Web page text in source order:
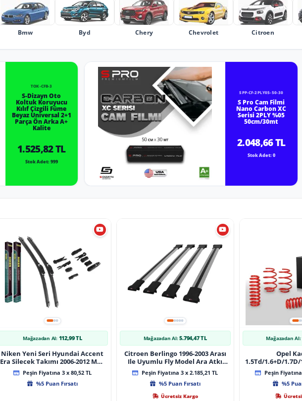
Bmw Byd Chery Chevrolet Citroen
TOK-CFB-3
S-Dizayn Oto
Koltuk Koruyucu
Kılıf Çizgili Füme
Beyaz Universal 2+1
Parça Ön Arka A+
Kalite
1.525,82 TL
Stok Adet: 999
SPP-CF-2PLY05-50-30
S Pro Cam Filmi
Nano Carbon XC
Serisi 2PLY %05
50cm/30mt
2.048,66 TL
Stok Adet: 0
Mağazadan Al: 112,99 TL
Niken Yeni Seri Hyundai Accent
Era Silecek Takımı 2006-2012 Muz
Tip Silecek Aparatlı
Peşin Fiyatına 3 x 80,52 TL
%5 Puan Fırsatı
Mağazadan Al: 5.794,47 TL
Citroen Berlingo 1996-2003 Arası
Ile Uyumlu Fly Model Ara Atkı
Tavan Barı Gri̇ 4 Adet Bar
Peşin Fiyatına 3 x 2.185,21 TL
%5 Puan Fırsatı
Ücretsiz Kargo
Mağazadan Al:
Opel
1.5Td/1.6+D/1.7D/
08/1991
Peşin
%5